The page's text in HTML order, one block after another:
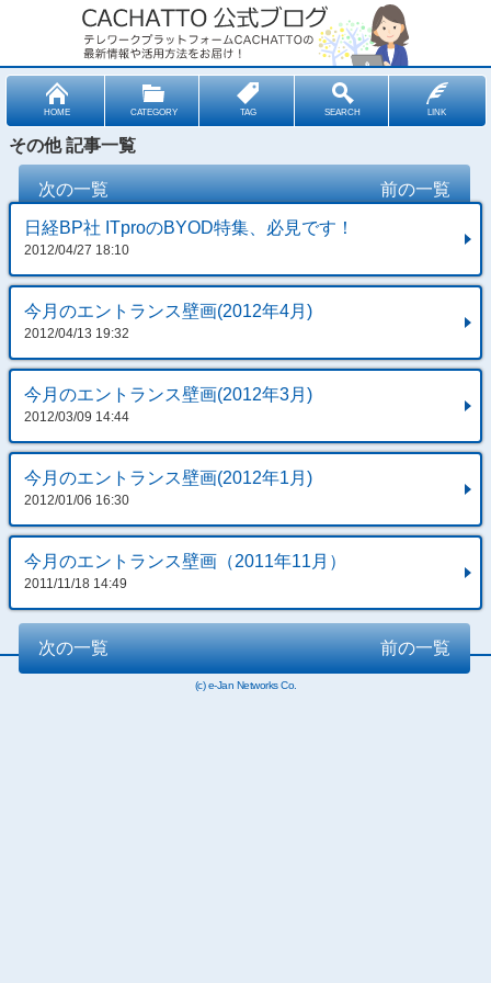
HOME CATEGORY TAG SEARCH LINK
その他 記事一覧
前の一覧
次の一覧
日経BP社 ITproのBYOD特集、必見です！
2012/04/27 18:10
今月のエントランス壁画(2012年4月)
2012/04/13 19:32
今月のエントランス壁画(2012年3月)
2012/03/09 14:44
今月のエントランス壁画(2012年1月)
2012/01/06 16:30
今月のエントランス壁画（2011年11月）
2011/11/18 14:49
前の一覧
次の一覧
(c) e-Jan Networks Co.